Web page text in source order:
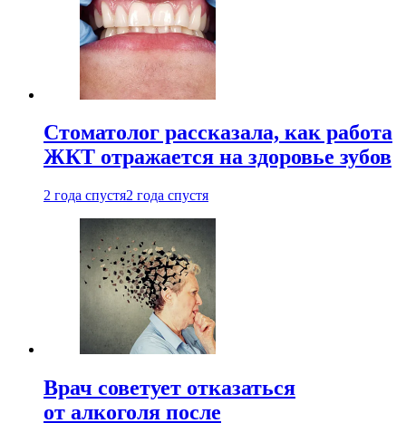
Стоматолог рассказала, как работа
ЖКТ отражается на здоровье зубов
2 года спустя2 года спустя
Врач советует отказаться
от алкоголя после